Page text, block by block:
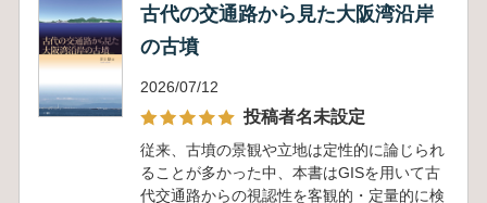
古代の交通路から見た大阪湾沿岸
の古墳
2026/07/12
投稿者名未設定
従来、古墳の景観や立地は定性的に論じられ
ることが多かった中、本書はGISを用いて古
代交通路からの視認性を客観的・定量的に検